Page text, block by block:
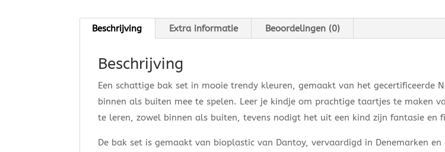
Beschrijving Extra informatie Beoordelingen (0)
Beschrijving
Een schattige bak set in mooie trendy kleuren, gemaakt van het gecertificeerde
binnen als buiten mee te spelen. Leer je kindje om prachtige taartjes te maken
te leren, zowel binnen als buiten, tevens nodigt het uit een kind zijn fantasie en
De bak set is gemaakt van bioplastic van Dantoy, vervaardigd in Denemarken